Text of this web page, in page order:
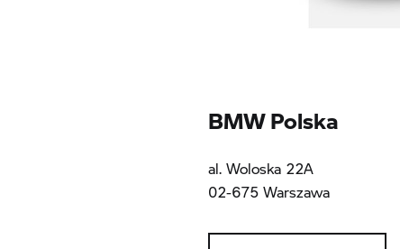
BMW Polska
al. Woloska 22A
02-675 Warszawa